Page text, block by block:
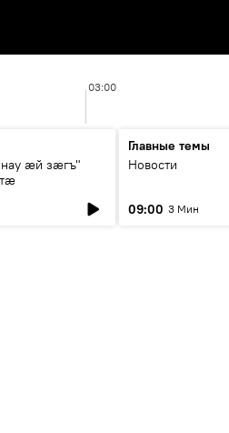
03:00
ӕй зӕгъ"
Главные темы
Новости
09:00 3 Мин